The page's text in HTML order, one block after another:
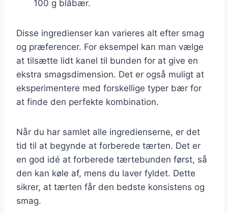
100 g blåbær.
Disse ingredienser kan varieres alt efter smag
og præferencer. For eksempel kan man vælge
at tilsætte lidt kanel til bunden for at give en
ekstra smagsdimension. Det er også muligt at
eksperimentere med forskellige typer bær for
at finde den perfekte kombination.
Når du har samlet alle ingredienserne, er det
tid til at begynde at forberede tærten. Det er
en god idé at forberede tærtebunden først, så
den kan køle af, mens du laver fyldet. Dette
sikrer, at tærten får den bedste konsistens og
smag.